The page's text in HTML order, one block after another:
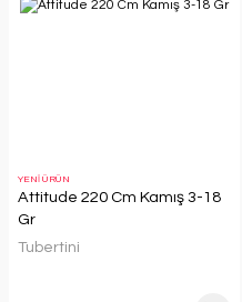
YENİ ÜRÜN
Attitude 220 Cm Kamış 3-18
Gr
Tubertini